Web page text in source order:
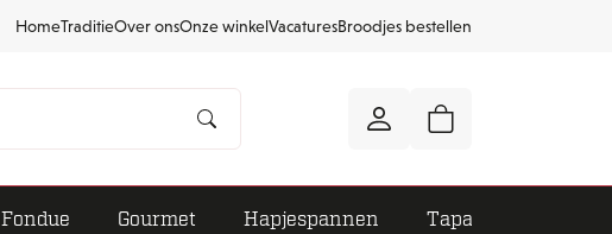
HomeTraditieOver onsOnze winkelVacaturesBroodjes bestellen
Fondue Gourmet Hapjespannen Tapas